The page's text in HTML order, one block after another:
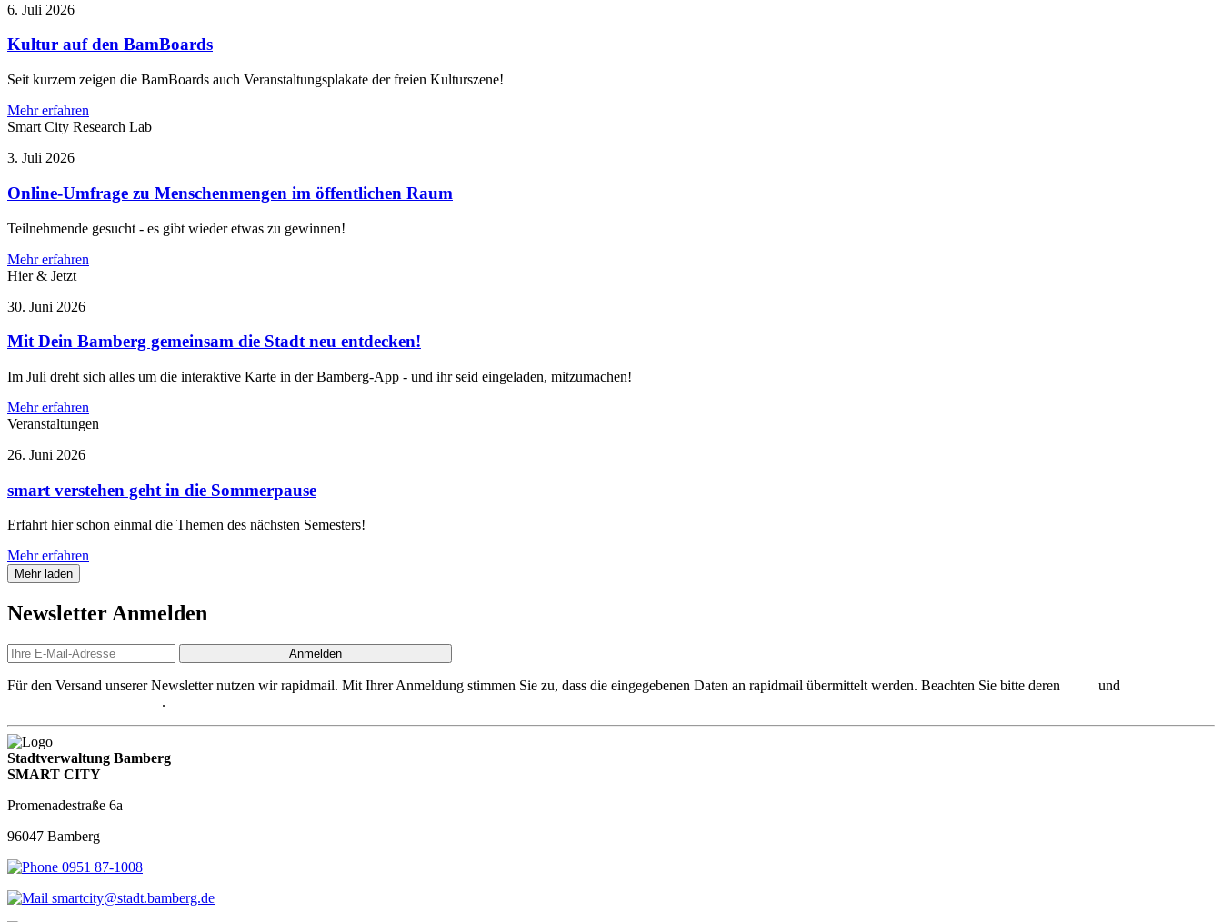
6. Juli 2026
Kultur auf den BamBoards
Seit kurzem zeigen die BamBoards auch Veranstaltungsplakate der freien Kulturszene!
Mehr erfahren
Smart City Research Lab
3. Juli 2026
Online-Umfrage zu Menschenmengen im öffentlichen Raum
Teilnehmende gesucht - es gibt wieder etwas zu gewinnen!
Mehr erfahren
Hier & Jetzt
30. Juni 2026
Mit Dein Bamberg gemeinsam die Stadt neu entdecken!
Im Juli dreht sich alles um die interaktive Karte in der Bamberg-App - und ihr seid eingeladen, mitzumachen!
Mehr erfahren
Veranstaltungen
26. Juni 2026
smart verstehen geht in die Sommerpause
Erfahrt hier schon einmal die Themen des nächsten Semesters!
Mehr erfahren
Mehr laden
Newsletter Anmelden
Anmelden
Für den Versand unserer Newsletter nutzen wir rapidmail. Mit Ihrer Anmeldung stimmen Sie zu, dass die eingegebenen Daten an rapidmail übermittelt werden. Beachten Sie bitte deren
und
.
Stadtverwaltung Bamberg
SMART CITY
Promenadestraße 6a
96047 Bamberg
0951 87-1008
smartcity@stadt.bamberg.de